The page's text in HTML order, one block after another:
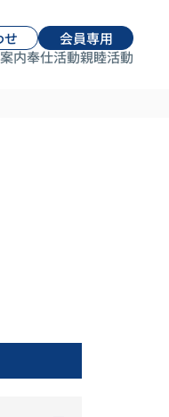
せ
会員専用
内奉仕活動親睦活動